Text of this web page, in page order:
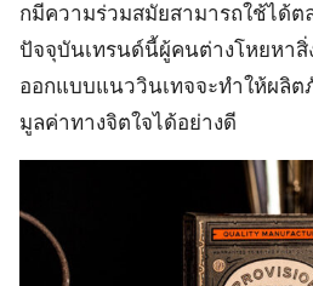
กมีความร่วมสมัยสามารถใช้ได้ต
ปัจจุบันเทรนด์นี้ผู้คนต่างโหยหาสิ่
ออกแบบแนววินเทจจะทำให้ผลิ
มูลค่าทางจิตใจได้อย่างดี